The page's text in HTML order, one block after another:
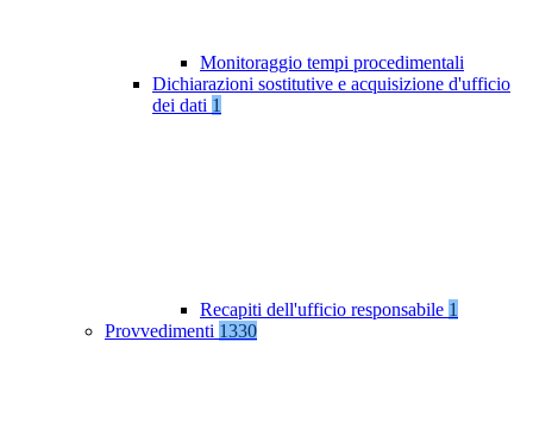
Monitoraggio tempi procedimentali
Dichiarazioni sostitutive e acquisizione d'ufficio
dei dati 1
Recapiti dell'ufficio responsabile 1
Provvedimenti 1330